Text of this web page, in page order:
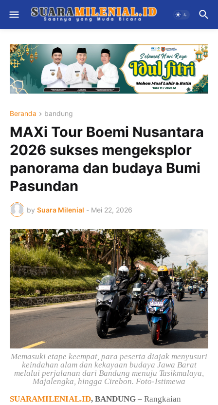
Beranda bandung
MAXi Tour Boemi Nusantara
2026 sukses mengeksplor
panorama dan budaya Bumi
Pasundan
by Suara Milenial - Mei 22, 2026
Memasuki etape keempat, para peserta diajak menyusuri
keindahan alam dan kekayaan budaya Jawa Barat
melalui perjalanan dari Bandung menuju Tasikmalaya,
Majalengka, hingga Cirebon. Foto-Istimewa
SUARAMILENIAL.ID, BANDUNG – Rangkaian